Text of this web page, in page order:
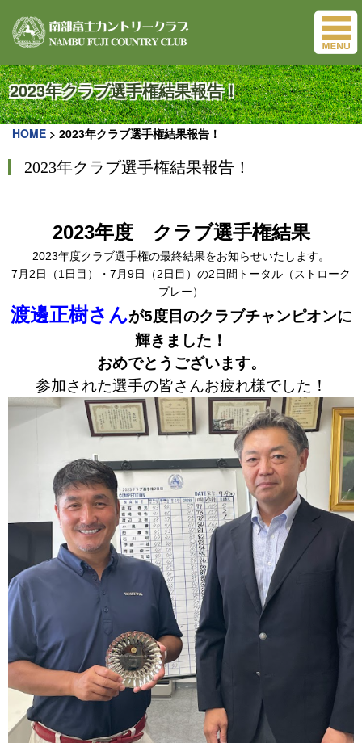
2023年クラブ選手権結果報告！
HOME > 2023年クラブ選手権結果報告！
2023年クラブ選手権結果報告！
2023年度 クラブ選手権結果
2023年度クラブ選手権の最終結果をお知らせいたします。
7月2日（1日目）・7月9日（2日目）の2日間トータル（ストローク
プレー）
渡邊正樹さんが5度目のクラブチャンピオンに
輝きました！
おめでとうございます。
参加された選手の皆さんお疲れ様でした！